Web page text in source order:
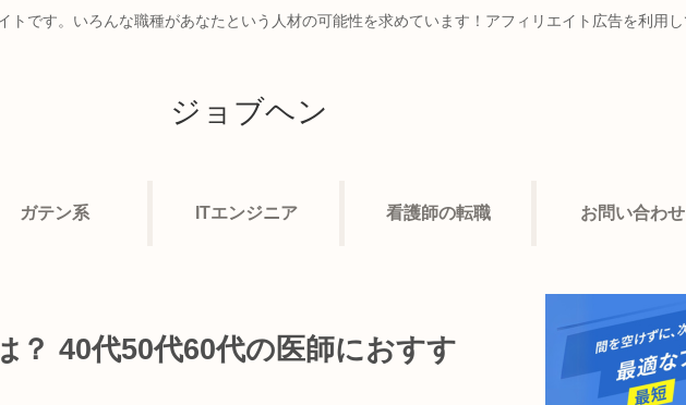
トです。いろんな職種があなたという人材の可能性を求めています！アフィリエイト広告を利用し
ジョブヘン
ガテン系 ITエンジニア 看護師の転職 お問い合わせ
？ 40代50代60代の医師におすす